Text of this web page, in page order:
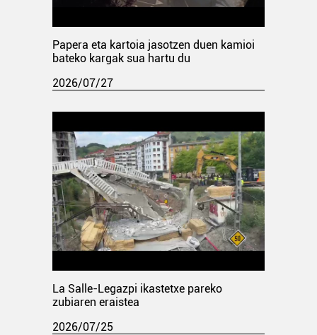
Papera eta kartoia jasotzen duen kamioi
bateko kargak sua hartu du
2026/07/27
La Salle-Legazpi ikastetxe pareko
zubiaren eraistea
2026/07/25